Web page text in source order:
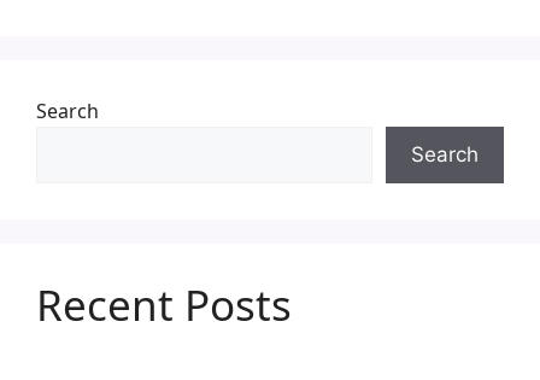
Search
Search
Recent Posts